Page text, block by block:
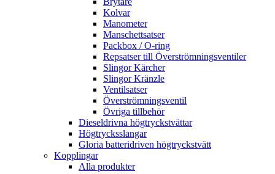
Kolvar
Manometer
Manschettsatser
Packbox / O-ring
Repsatser till Överströmningsventiler
Slingor Kärcher
Slingor Kränzle
Ventilsatser
Överströmningsventil
Övriga tillbehör
Dieseldrivna högtryckstvättar
Högtrycksslangar
Gloria batteridriven högtryckstvätt
Kopplingar
Alla produkter